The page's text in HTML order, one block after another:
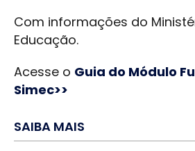
Com informações do
Educação.
Acesse o Guia do Módulo
Simec>>
SAIBA MAIS